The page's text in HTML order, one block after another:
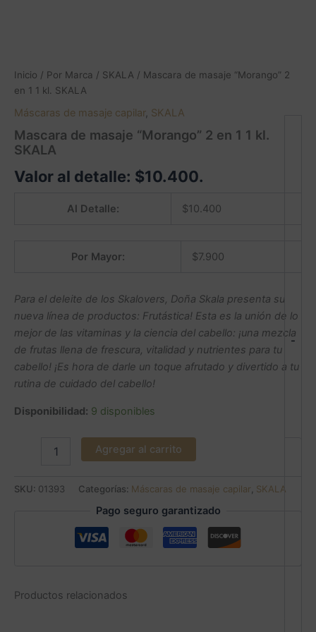
Inicio / Por Marca / SKALA / Mascara de masaje “Morango” 2
en 1 1 kl. SKALA
Máscaras de masaje capilar, SKALA
Mascara de masaje “Morango” 2 en 1 1 kl.
SKALA
Valor al detalle: $10.400.
Al Detalle: $10.400
Por Mayor: $7.900
Para el deleite de los Skalovers, Doña Skala presenta su
nueva línea de productos: Frutástica! Esta es la unión de lo
mejor de las vitaminas y la ciencia del cabello: ¡una mezcla
de frutas llena de frescura, vitalidad y nutrientes para tu
cabello! ¡Es hora de darle un toque afrutado y divertido a tu
rutina de cuidado del cabello!
Disponibilidad: 9 disponibles
-
Agregar al carrito
SKU: 01393 Categorías: Máscaras de masaje capilar SKALA
Pago seguro garantizado
Productos relacionados